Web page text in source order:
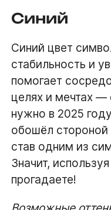
Синий
Синий цвет
стабильность и
помогает
целях и мечтах —
нужно в 2025
обошёл
став одним из
Значит,
прогадаете!